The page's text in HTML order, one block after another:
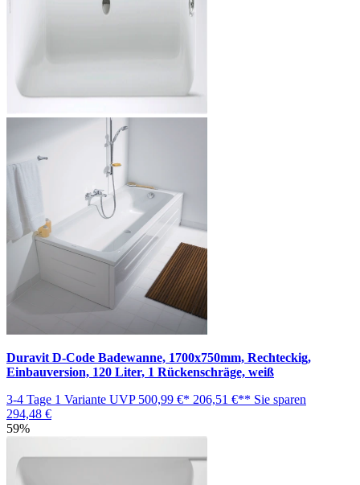
Duravit D-Code Badewanne, 1700x750mm, Rechteckig,
Einbauversion, 120 Liter, 1 Rückenschräge, weiß
3-4 Tage 1 Variante UVP 500,99 €* 206,51 €** Sie sparen
294,48 €
59%